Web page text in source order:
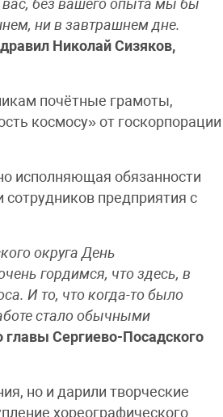
без вашего опыта мы бы
ни в завтрашнем дне.
Николай Сизяков,
почётные грамоты,
космосу» от госкорпорации
исполняющая обязанности
предприятия с
округа День
гордимся, что здесь, в
И то, что когда-то было
стало обычными
Сергиево-Посадского
но и дарили творческие
хореографического